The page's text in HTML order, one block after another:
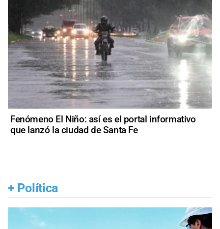
Fenómeno El Niño: así es el portal informativo
que lanzó la ciudad de Santa Fe
+ Política